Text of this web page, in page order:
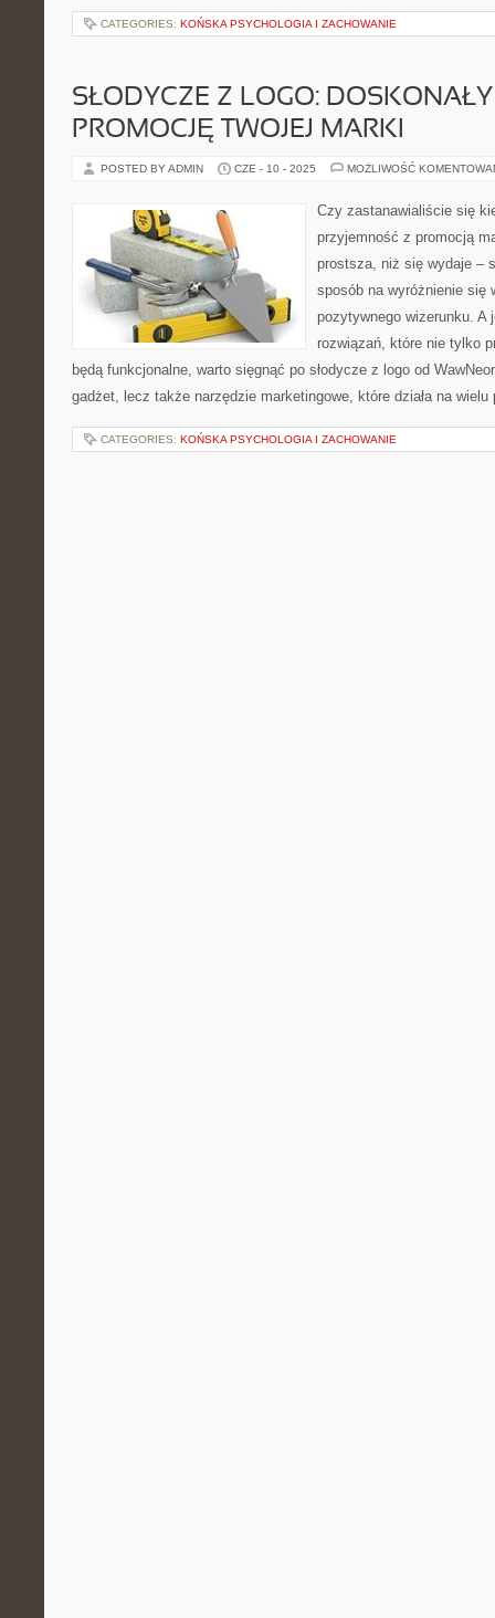
CATEGORIES: KOŃSKA PSYCHOLOGIA I ZACHOWANIE
SŁODYCZE Z LOGO:
PROMOCJĘ TWOJEJ MARKI
POSTED BY ADMIN CZE - 10 - 2025 MOŻLIWOŚĆ
Czy zastanawialiście się
przyjemność z promocją
prostsza, niż się wydaje –
sposób na wyróżnienie się
pozytywnego wizerunku.
rozwiązań, które nie tylko
będą funkcjonalne, warto sięgnąć po słodycze z logo od
gadżet, lecz także narzędzie marketingowe, które działa na
CATEGORIES: KOŃSKA PSYCHOLOGIA I ZACHOWANIE